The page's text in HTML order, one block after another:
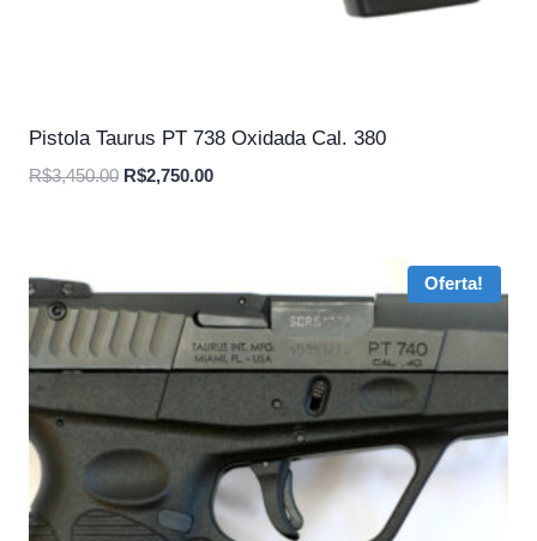
Pistola Taurus PT 738 Oxidada Cal. 380
R$3,450.00 O
R$2,750.00O
Oferta!